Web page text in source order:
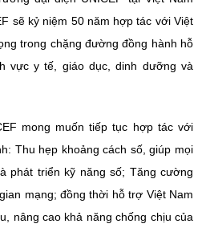
khi phát hành lại thông tin từ
sẽ kỷ niệm 50 năm hợp tác với Việt
trong chặng đường đồng hành hỗ
vực y tế, giáo dục, dinh dưỡng và
mong muốn tiếp tục hợp tác với
Thu hẹp khoảng cách số, giúp mọi
phát triển kỹ năng số; Tăng cường
mạng; đồng thời hỗ trợ Việt Nam
nâng cao khả năng chống chịu của